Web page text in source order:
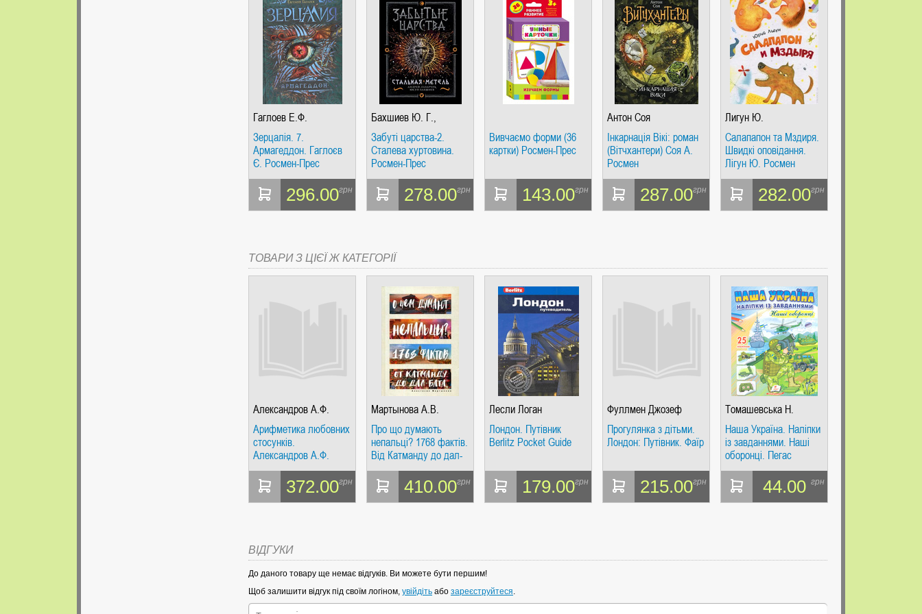
Гаглоев Е.Ф.
Зерцалія. 7.
Армагеддон. Гаглоєв
Є. Росмен-Прес
296.00грн
Бахшиев Ю. Г.,
Лазарчук А. Г.
Забуті царства-2.
Сталева хуртовина.
Росмен-Прес
278.00грн
Вивчаємо форми (36
картки) Росмен-Прес
143.00грн
Антон Соя
Інкарнація Вікі: роман
(Вітчхантери) Соя А.
Росмен
287.00грн
Лигун Ю.
Салапапон та Мздиря.
Швидкі оповідання.
Лігун Ю. Росмен
282.00грн
ТОВАРИ З ЦІЄЇ Ж КАТЕГОРІЇ
Александров А.Ф.
Арифметика любовних
стосунків.
Александров А.Ф.
РІПОЛ Класік
372.00грн
Мартынова А.В.
Про що думають
непальці? 1768 фактів.
Від Катманду до дал-
бату. Мартинова А.В.
РІПОЛ Класік410.00грн
Лесли Логан
Лондон. Путівник
Berlitz Pocket Guide
179.00грн
Фуллмен Джозеф
Прогулянка з дітьми.
Лондон: Путівник. Фаїр
215.00грн
Томашевська Н.
Наша Україна. Наліпки
із завданнями. Наші
оборонці. Пегас
44.00 грн
ВІДГУКИ
До даного товару ще немає відгуків. Ви можете бути першим!
Щоб залишити відгук під своїм логіном, увійдіть або зареєструйтеся.